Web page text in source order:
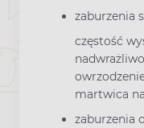
zaburzenia
częstość
martwica
zaburzenia